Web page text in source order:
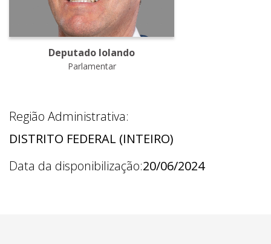
Deputado Iolando
Parlamentar
Região Administrativa:
DISTRITO FEDERAL (INTEIRO)
Data da disponibilização:20/06/2024